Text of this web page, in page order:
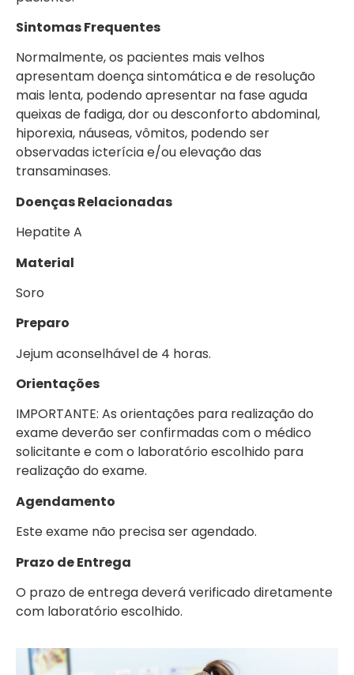
Sintomas Frequentes
Normalmente, os pacientes mais velhos
apresentam doença sintomática e de resolução
mais lenta, podendo apresentar na fase aguda
queixas de fadiga, dor ou desconforto abdominal,
hiporexia, náuseas, vômitos, podendo ser
observadas icterícia e/ou elevação das
transaminases.
Doenças Relacionadas
Hepatite A
Material
Soro
Preparo
Jejum aconselhável de 4 horas.
Orientações
IMPORTANTE: As orientações para realização do
exame deverão ser confirmadas com o médico
solicitante e com o laboratório escolhido para
realização do exame.
Agendamento
Este exame não precisa ser agendado.
Prazo de Entrega
O prazo de entrega deverá verificado diretamente
com laboratório escolhido.